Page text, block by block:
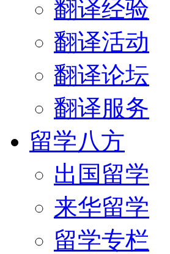
翻译经验
翻译活动
翻译论坛
翻译服务
留学八方
出国留学
来华留学
留学专栏